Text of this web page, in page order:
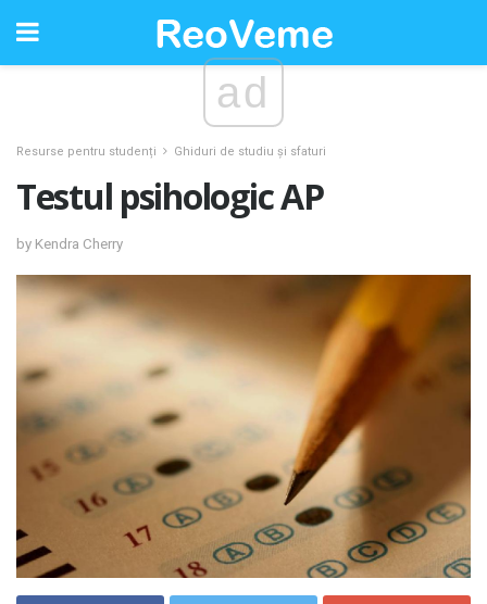
ad
Resurse pentru studenți Ghiduri de studiu și sfaturi
Testul psihologic AP
by Kendra Cherry